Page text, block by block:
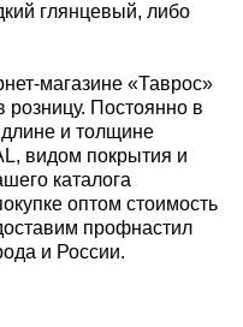
глянцевый, либо
магазине «Таврос»
Постоянно в
и толщине
видом покрытия и
каталога
оптом стоимость
профнастил
и России.